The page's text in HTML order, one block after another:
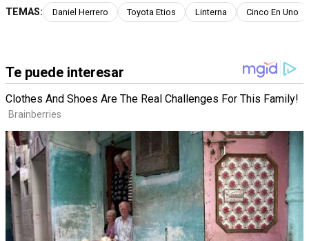
TEMAS: Daniel Herrero Toyota Etios Linterna Cinco En Uno